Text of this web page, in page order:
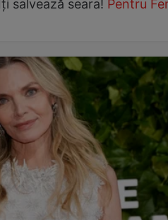
salvează seara! Pentru